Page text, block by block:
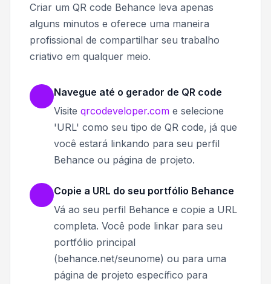
Criar um QR code Behance leva apenas
alguns minutos e oferece uma maneira
profissional de compartilhar seu trabalho
criativo em qualquer meio.
Navegue até o gerador de QR code
Visite qrcodeveloper.com e selecione
'URL' como seu tipo de QR code, já que
você estará linkando para seu perfil
Behance ou página de projeto.
Copie a URL do seu portfólio Behance
Vá ao seu perfil Behance e copie a URL
completa. Você pode linkar para seu
portfólio principal
(behance.net/seunome) ou para uma
página de projeto específico para